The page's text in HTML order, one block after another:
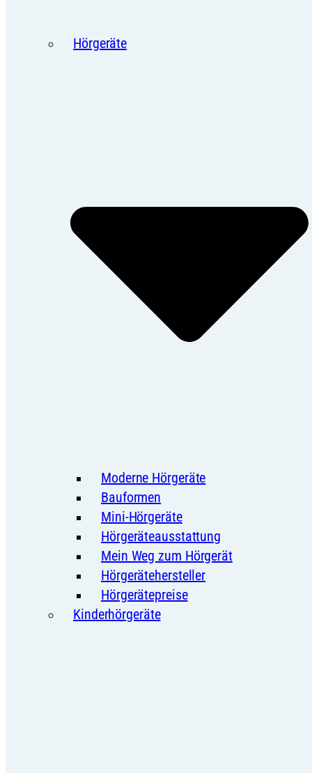
Hörgeräte
Moderne Hörgeräte
Bauformen
Mini-Hörgeräte
Hörgeräteausstattung
Mein Weg zum Hörgerät
Hörgerätehersteller
Hörgerätepreise
Kinderhörgeräte